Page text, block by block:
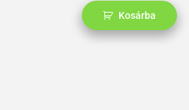
Kosárba